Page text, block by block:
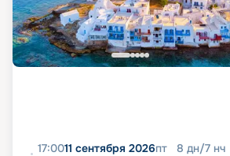
17:0011 сентября 2026пт 8 дн/7 нч